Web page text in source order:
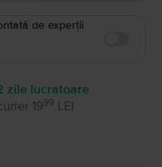
de experții
zile lucratoare
1999 LEI